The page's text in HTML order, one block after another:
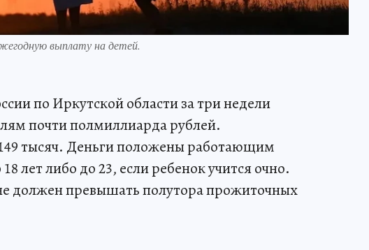
выплату на детей.
по Иркутской области за три недели
почти полмиллиарда рублей.
тысяч. Деньги положены работающим
лет либо до 23, если ребенок учится очно.
должен превышать полутора прожиточных